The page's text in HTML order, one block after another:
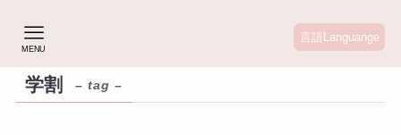
言語Languange
MENU
学割 – tag –